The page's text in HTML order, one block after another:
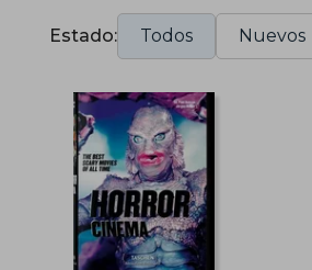
Estado: Todos Nuevos